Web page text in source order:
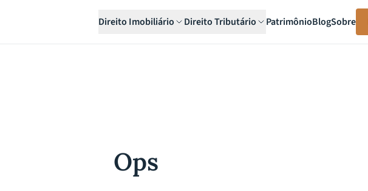
Direito Imobiliário Direito Tributário PatrimônioBlogSobre
Ops